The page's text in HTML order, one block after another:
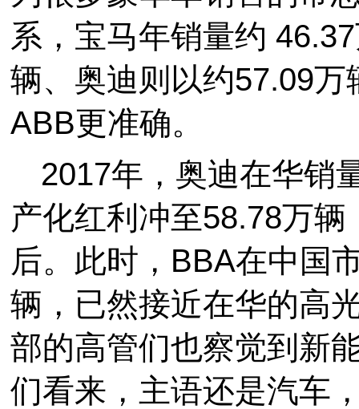
系，宝马年销量约
辆、奥迪则以约57.09
ABB更准确。
2017年，奥迪在华销
产化红利冲至58.78万
后。此时，BBA在中国
辆，已然接近在华的高
部的高管们也察觉到新
们看来，主语还是汽车